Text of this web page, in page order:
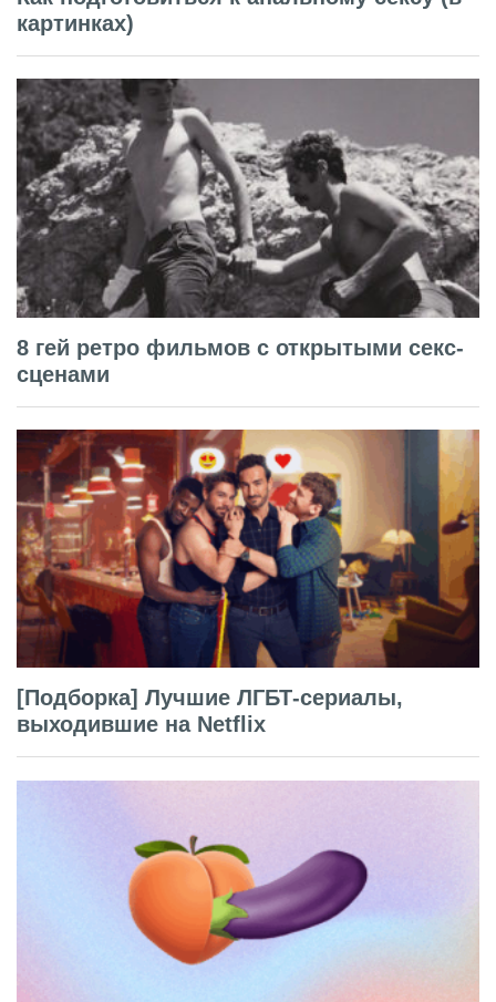
картинках)
8 гей ретро фильмов с открытыми секс-
сценами
[Подборка] Лучшие ЛГБТ-сериалы,
выходившие на Netflix